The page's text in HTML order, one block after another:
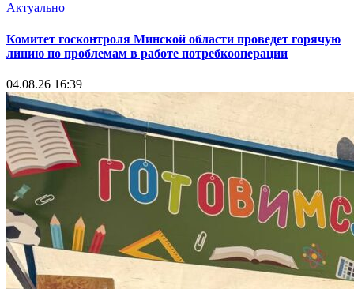
Актуально
Комитет госконтроля Минской области проведет горячую
линию по проблемам в работе потребкооперации
04.08.26 16:39